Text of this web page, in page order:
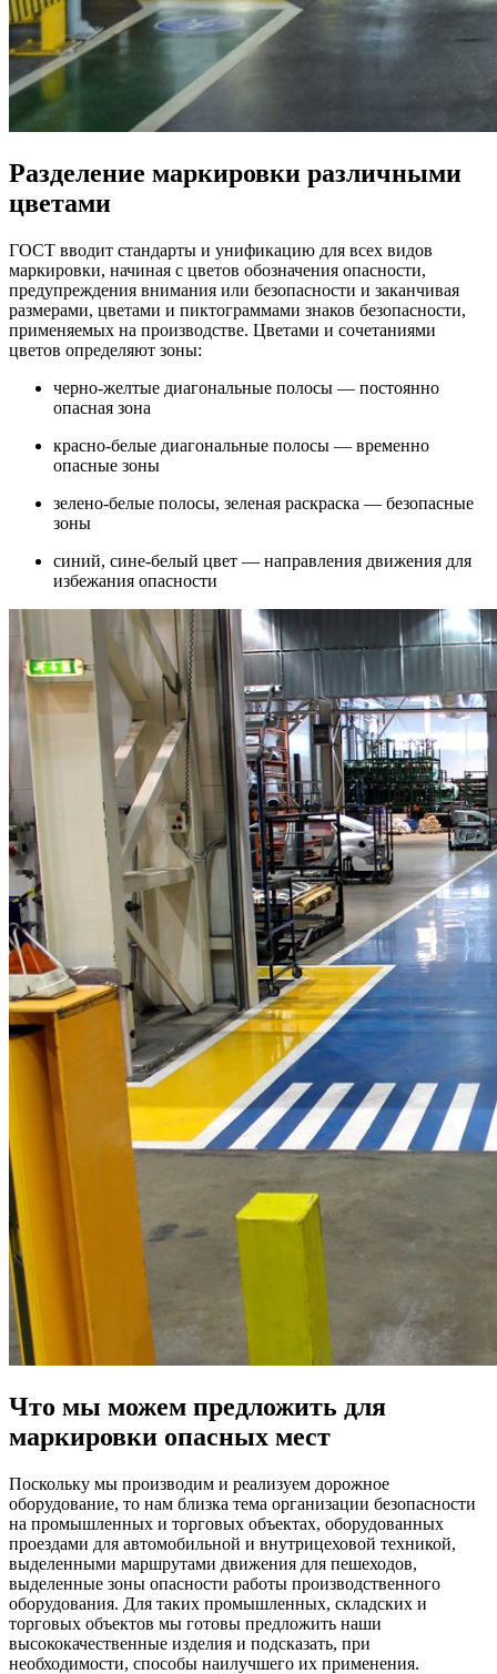
Разделение маркировки различными
цветами
ГОСТ вводит стандарты и унификацию для всех видов
маркировки, начиная с цветов обозначения опасности,
предупреждения внимания или безопасности и заканчивая
размерами, цветами и пиктограммами знаков безопасности,
применяемых на производстве. Цветами и сочетаниями
цветов определяют зоны:
черно-желтые диагональные полосы — постоянно
опасная зона
красно-белые диагональные полосы — временно
опасные зоны
зелено-белые полосы, зеленая раскраска — безопасные
зоны
синий, сине-белый цвет — направления движения для
избежания опасности
Что мы можем предложить для
маркировки опасных мест
Поскольку мы производим и реализуем дорожное
оборудование, то нам близка тема организации безопасности
на промышленных и торговых объектах, оборудованных
проездами для автомобильной и внутрицеховой техникой,
выделенными маршрутами движения для пешеходов,
выделенные зоны опасности работы производственного
оборудования. Для таких промышленных, складских и
торговых объектов мы готовы предложить наши
высококачественные изделия и подсказать, при
необходимости, способы наилучшего их применения.